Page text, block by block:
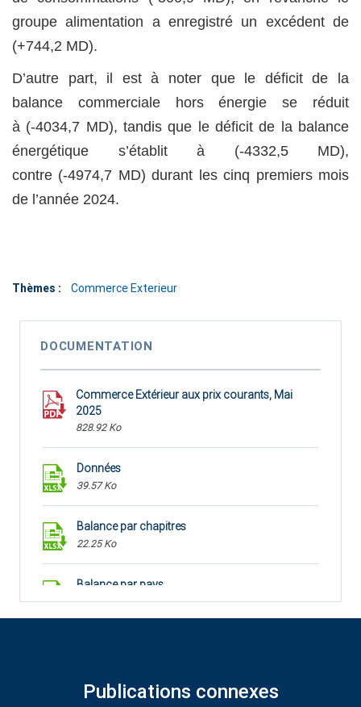
groupe alimentation a enregistré un excédent de
(+744,2 MD).
D’autre part, il est à noter que le déficit de la
balance commerciale hors énergie se réduit
à (-4034,7 MD), tandis que le déficit de la balance
énergétique s’établit à (-4332,5 MD),
contre (-4974,7 MD) durant les cinq premiers mois
de l’année 2024.
Thèmes : Commerce Exterieur
DOCUMENTATION
Commerce Extérieur aux prix courants, Mai
2025
828.92 Ko
Données
39.57 Ko
Balance par chapitres
22.25 Ko
Balance par pays
26.1 Ko
Publications connexes